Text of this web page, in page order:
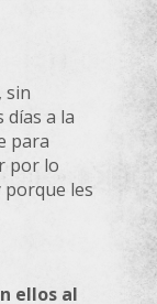
sin
a la
para
por lo
porque les
ellos al